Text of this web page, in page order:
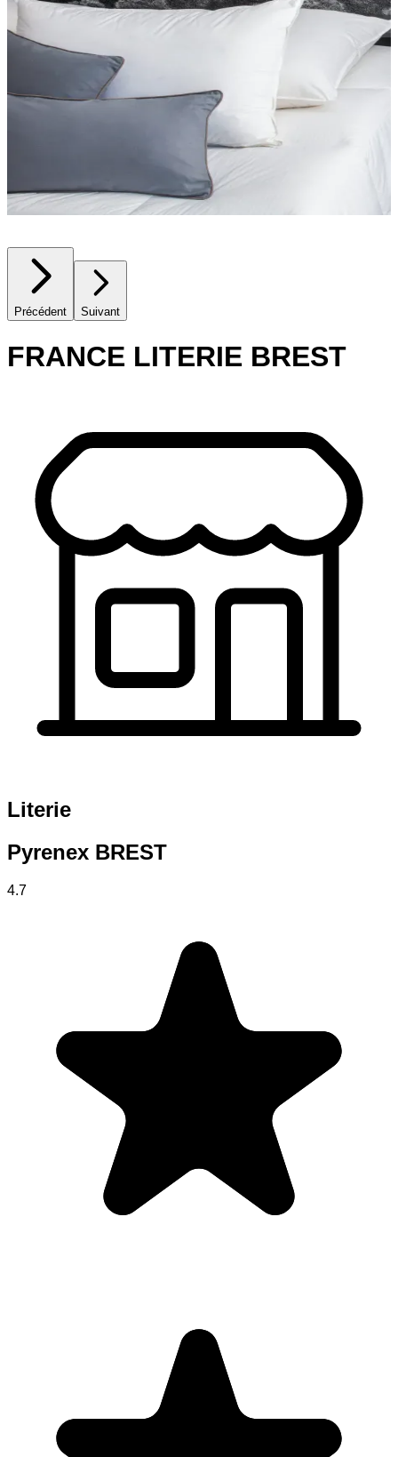
Précédent Suivant
FRANCE LITERIE BREST
Literie
Pyrenex BREST
4.7